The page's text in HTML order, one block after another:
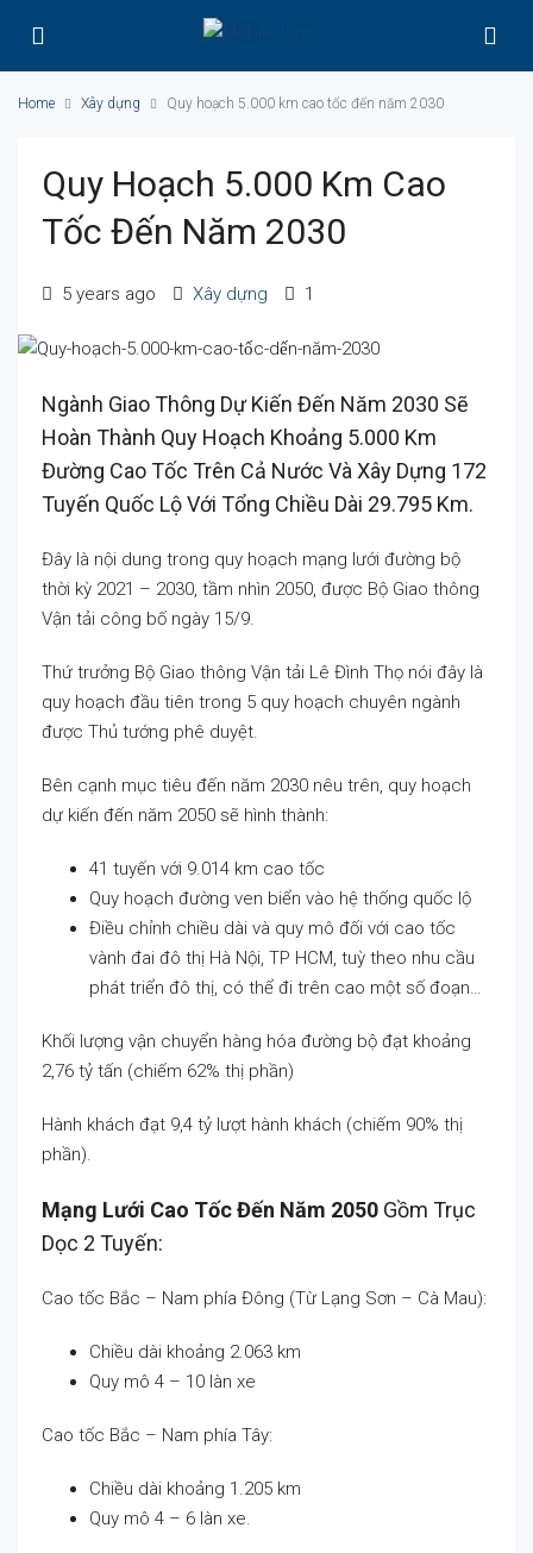
Home Xây dựng Quy hoạch 5.000 km cao tốc đến năm 2030
Quy Hoạch 5.000 Km Cao
Tốc Đến Năm 2030
5 years ago Xây dựng 1
Ngành Giao Thông Dự Kiến Đến Năm 2030 Sẽ
Hoàn Thành Quy Hoạch Khoảng 5.000 Km
Đường Cao Tốc Trên Cả Nước Và Xây Dựng 172
Tuyến Quốc Lộ Với Tổng Chiều Dài 29.795 Km.
Đây là nội dung trong quy hoạch mạng lưới đường bộ
thời kỳ 2021 – 2030, tầm nhìn 2050, được Bộ Giao thông
Vận tải công bố ngày 15/9.
Thứ trưởng Bộ Giao thông Vận tải Lê Đình Thọ nói đây là
quy hoạch đầu tiên trong 5 quy hoạch chuyên ngành
được Thủ tướng phê duyệt.
Bên cạnh mục tiêu đến năm 2030 nêu trên, quy hoạch
dự kiến đến năm 2050 sẽ hình thành:
41 tuyến với 9.014 km cao tốc
Quy hoạch đường ven biển vào hệ thống quốc lộ
Điều chỉnh chiều dài và quy mô đối với cao tốc
vành đai đô thị Hà Nội, TP HCM, tuỳ theo nhu cầu
phát triển đô thị, có thể đi trên cao một số đoạn…
Khối lượng vận chuyển hàng hóa đường bộ đạt khoảng
2,76 tỷ tấn (chiếm 62% thị phần)
Hành khách đạt 9,4 tỷ lượt hành khách (chiếm 90% thị
phần).
Mạng Lưới Cao Tốc Đến Năm 2050 Gồm Trục
Dọc 2 Tuyến:
Cao tốc Bắc – Nam phía Đông (Từ Lạng Sơn – Cà Mau):
Chiều dài khoảng 2.063 km
Quy mô 4 – 10 làn xe
Cao tốc Bắc – Nam phía Tây:
Chiều dài khoảng 1.205 km
Quy mô 4 – 6 làn xe.